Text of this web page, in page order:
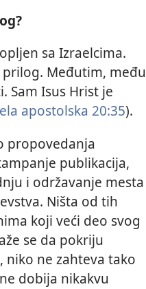
sa Izraelcima.
Međutim, među
Sam Isus Hrist je
apostolska 20:35).
propovedanja
publikacija,
i održavanje mesta
Ništa od tih
koji veći deo svog
se da pokriju
ne zahteva tako
dobija nikakvu